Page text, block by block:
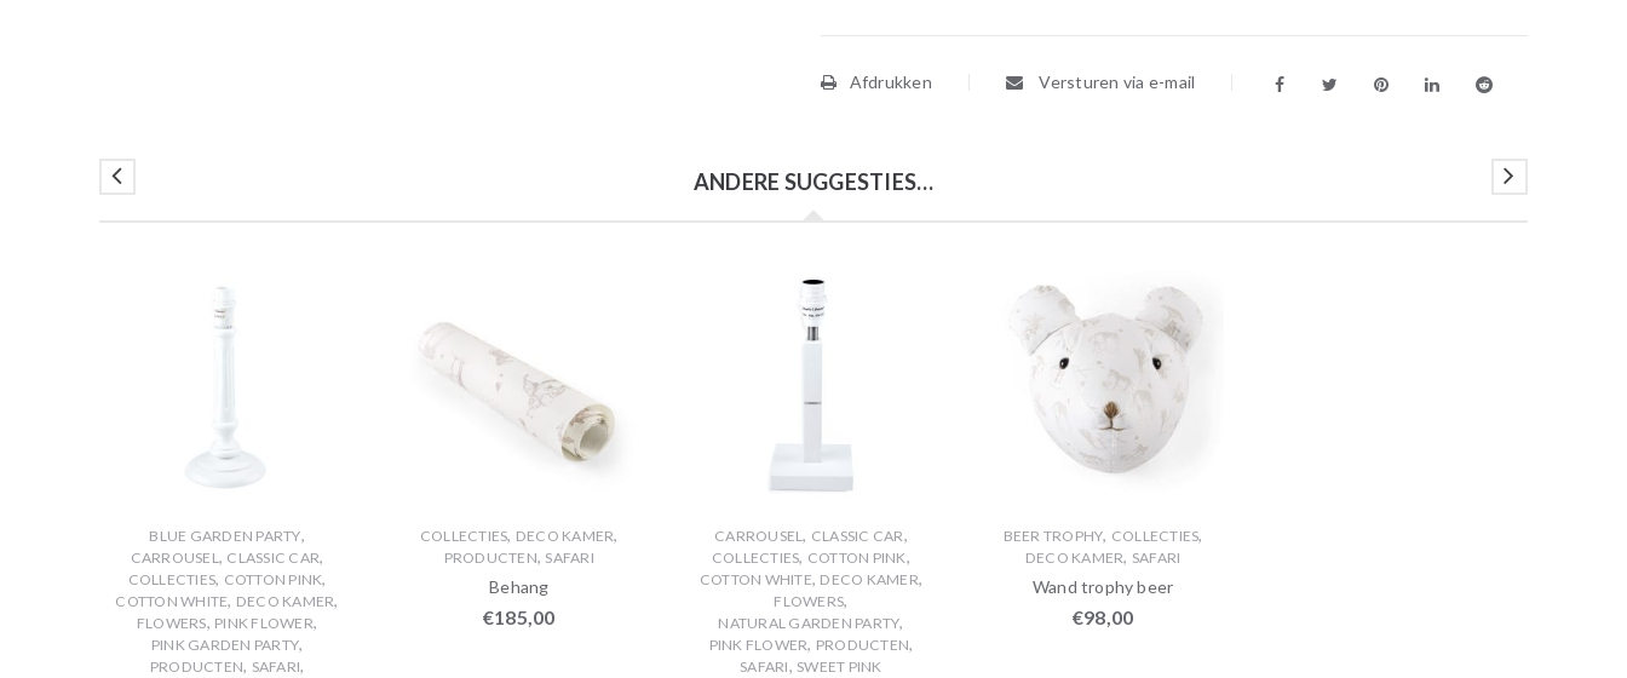
Afdrukken Versturen via e-mail
ANDERE SUGGESTIES…
BLUE GARDEN PARTY,
CARROUSEL, CLASSIC CAR,
COLLECTIES, COTTON PINK,
COTTON WHITE, DECO KAMER,
FLOWERS, PINK FLOWER,
PINK GARDEN PARTY,
PRODUCTEN, SAFARI,
COLLECTIES, DECO KAMER,
PRODUCTEN, SAFARI
Behang
€185,00
CARROUSEL, CLASSIC CAR,
COLLECTIES, COTTON PINK,
COTTON WHITE, DECO KAMER,
FLOWERS,
NATURAL GARDEN PARTY,
PINK FLOWER, PRODUCTEN,
SAFARI, SWEET PINK
BEER TROPHY, COLLECTIES,
DECO KAMER, SAFARI
Wand trophy beer
€98,00